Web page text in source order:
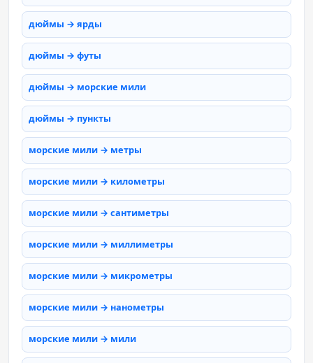
дюймы → ярды
дюймы → футы
дюймы → морские мили
дюймы → пункты
морские мили → метры
морские мили → километры
морские мили → сантиметры
морские мили → миллиметры
морские мили → микрометры
морские мили → нанометры
морские мили → мили